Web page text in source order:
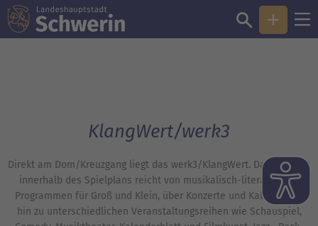
Sie sind hier: Veranstaltungen im werk3 / KlangWert
KlangWert/werk3
Direkt am Dom/Kreuzgang liegt das werk3/KlangWert. Das Angebot
innerhalb des Spielplans reicht von musikalisch-literarischen
Programmen für Groß und Klein, über Konzerte und Kabarett bis
hin zu unterschiedlichen Veranstaltungsreihen wie Schauspiel,